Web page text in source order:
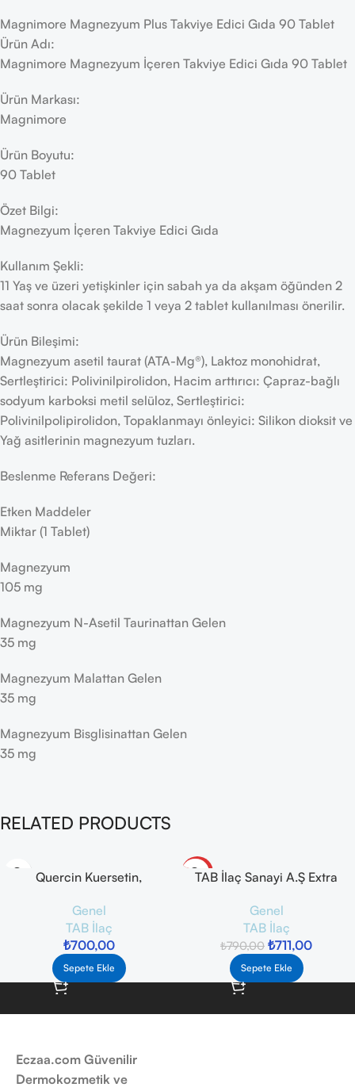
Magnimore Magnezyum Plus Takviye Edici Gıda 90 Tablet
Ürün Adı:
Magnimore Magnezyum İçeren Takviye Edici Gıda 90 Tablet
Ürün Markası:
Magnimore
Ürün Boyutu:
90 Tablet
Özet Bilgi:
Magnezyum İçeren Takviye Edici Gıda
Kullanım Şekli:
11 Yaş ve üzeri yetişkinler için sabah ya da akşam öğünden 2
saat sonra olacak şekilde 1 veya 2 tablet kullanılması önerilir.
Ürün Bileşimi:
Magnezyum asetil taurat (ATA-Mg®), Laktoz monohidrat,
Sertleştirici: Polivinilpirolidon, Hacim arttırıcı: Çapraz-bağlı
sodyum karboksi metil selüloz, Sertleştirici:
Polivinilpolipirolidon, Topaklanmayı önleyici: Silikon dioksit ve
Yağ asitlerinin magnezyum tuzları.
Beslenme Referans Değeri:
Etken Maddeler
Miktar (1 Tablet)
Magnezyum
105 mg
Magnezyum N-Asetil Taurinattan Gelen
35 mg
Magnezyum Malattan Gelen
35 mg
Magnezyum Bisglisinattan Gelen
35 mg
RELATED PRODUCTS
Quercin Kuersetin,
Mineral 30 Kapsül
Genel
TAB İlaç
₺700,00
Sepete Ekle
-10%
TAB İlaç Sanayi A.Ş Extra
Genel
TAB İlaç
₺790,00 ₺711,00
Sepete Ekle
Eczaa.com Güvenilir
Dermokozmetik ve